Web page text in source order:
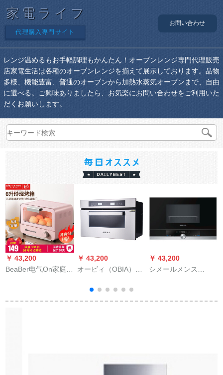
家電ライフ
代理購入専門サイト
お問い合わせ
レンジ温めるもお手軽調理もかんたん！オーブンレンジ専門代理販売
店家電生活は各種のオーブンレンジを揃えて展示しております。品物
多様、機能豊富、普通のオーブンから加熱水蒸気オーブンまで、自由
に選べる。ご興味ありましたら、お気楽にお問い合わせをご利用いた
だくお願いします。
￥ 43,200
BeaBer电气On家庭用
ニートニートニート
￥ 43,200
オービィ（OBIA）キ
み込み式电気蒸らし
器SL-595
￥ 43,200
シメールメンス
ブBE 634 LG 1 W